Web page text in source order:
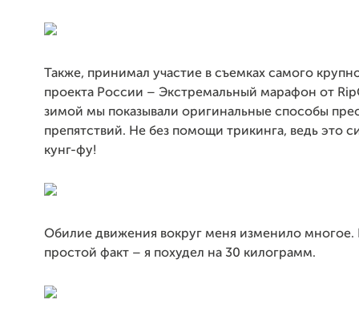
Также, принимал участие в съемках самого
проекта России – Экстремальный марафон от
зимой мы показывали оригинальные способы
препятствий. Не без помощи трикинга, ведь это
кунг-фу!
Обилие движения вокруг меня изменило многое.
простой факт – я похудел на 30 килограмм.